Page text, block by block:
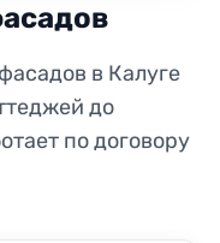
в Калуге
до
по договору